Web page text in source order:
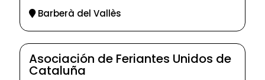
Barberà del Vallès
Asociación de Feriantes Unidos de
Cataluña